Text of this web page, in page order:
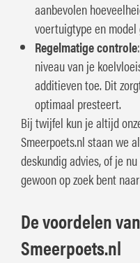
aanbevolen
voertuigtype en model
Regelmatige controle
niveau van je
additieven toe. Dit
optimaal presteert.
Bij twijfel kun je altijd
Smeerpoets.nl staan we
deskundig advies, of je
gewoon op zoek bent
De voordelen
Smeerpoets.nl